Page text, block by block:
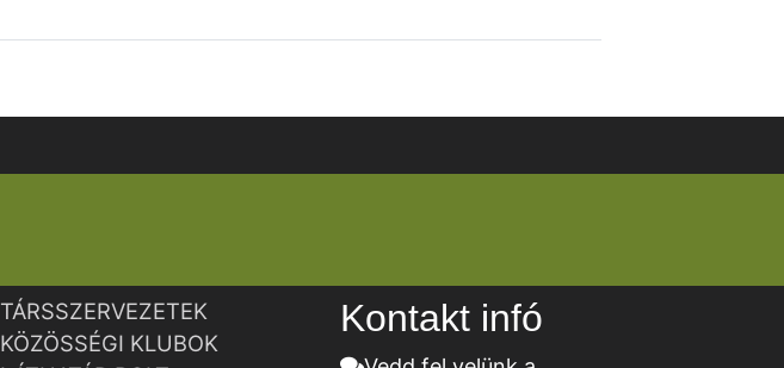
TÁRSSZERVEZETEK
KÖZÖSSÉGI KLUBOK
Kontakt infó